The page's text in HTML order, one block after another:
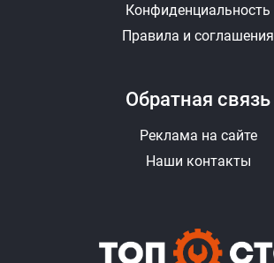
Конфиденциальность
Правила и соглашения
Обратная связь
Реклама на сайте
Наши контакты